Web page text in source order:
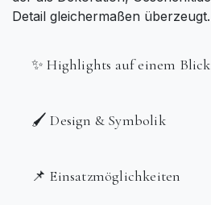
Detail gleichermaßen überzeugt.
✨ Highlights auf einem Blick
🖌️ Design & Symbolik
📌 Einsatzmöglichkeiten